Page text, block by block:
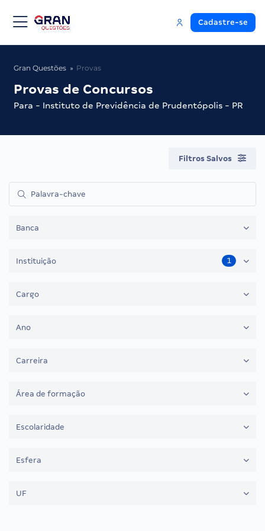
Cadastre-se
Gran Questões Provas
Provas de Concursos
Para - Instituto de Previdência de Prudentópolis - PR
Filtros Salvos
Banca
Instituição 1
Cargo
Ano
Carreira
Área de formação
Escolaridade
Esfera
UF